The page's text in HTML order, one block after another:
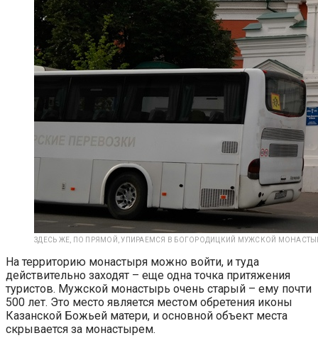
ЗДЕСЬ ЖЕ, ПО ПРЯМОЙ, УПИРАЕМСЯ В БОГОРОДИЦКИЙ МУЖСКОЙ
На территорию монастыря можно войти, и туда
действительно заходят – еще одна точка притяжения
туристов. Мужской монастырь очень старый – ему почти
500 лет. Это место является местом обретения иконы
Казанской Божьей матери, и основной объект места
скрывается за монастырем.